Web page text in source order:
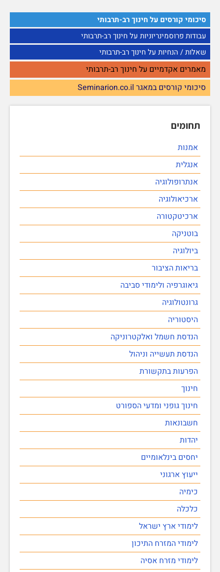
סיכומי קורסים על חינוך רב-תרבותי
עבודות פרוסמינריוניות על חינוך רב-תרבותי
שאלות / הנחיות על חינוך רב-תרבותי
מאמרים אקדמיים על חינוך רב-תרבותי
סיכומי קורסים במאגר Seminarion.co.il
תחומים
אמנות
אנגלית
אנתרופולוגיה
ארכיאולוגיה
ארכיטקטורה
בוטניקה
ביולוגיה
בריאות הציבור
גיאוגרפיה ולימודי סביבה
גרונטולוגיה
היסטוריה
הנדסת חשמל ואלקטרוניקה
הנדסת תעשייה וניהול
הפרעות בתקשורת
חינוך
חינוך גופני ומדעי הספורט
חשבונאות
יהדות
יחסים בינלאומיים
ייעוץ ארגוני
כימיה
כלכלה
לימודי ארץ ישראל
לימודי המזרח התיכון
לימודי מזרח אסיה